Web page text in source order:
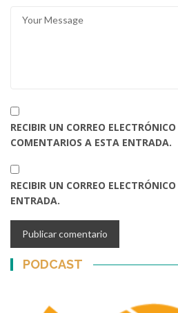
RECIBIR UN CORREO
COMENTARIOS A ESTA ENTRADA.
RECIBIR UN CORREO
ENTRADA.
PODCAST